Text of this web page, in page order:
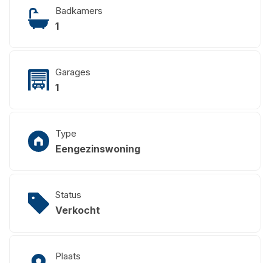
Badkamers
1
Garages
1
Type
Eengezinswoning
Status
Verkocht
Plaats